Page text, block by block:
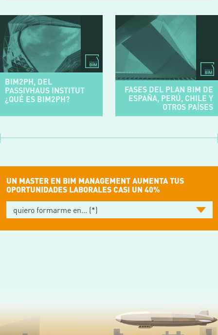
BIM2PH, DEL
PASSIVHAUS INSTITUT
¿QUÉ ES BIM2PH?
FASES DEL PLAN BIM DE
ESPAÑA, PERÚ, CHILE Y
OTROS PAÍSES
UN MASTER EN BIM MANAGEMENT AUMENTA TUS
OPORTUNIDADES LABORALES CASI UN 40%